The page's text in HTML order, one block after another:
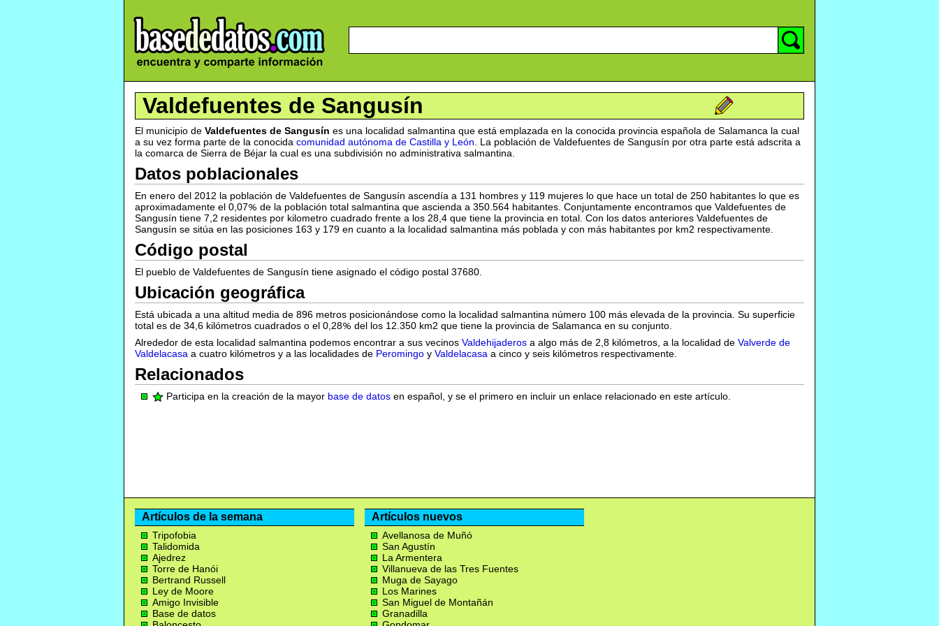
Valdefuentes de Sangusín
El municipio de Valdefuentes de Sangusín es una localidad salmantina que está emplazada en la conocida provincia española de Salamanca la cual
a su vez forma parte de la conocida comunidad autónoma de Castilla y León . La población de Valdefuentes de Sangusín por otra parte está adscrita a
la comarca de Sierra de Béjar la cual es una subdivisión no administrativa salmantina.
Datos poblacionales
En enero del 2012 la población de Valdefuentes de Sangusín ascendía a 131 hombres y 119 mujeres lo que hace un total de 250 habitantes lo que es
aproximadamente el 0,07
de la población total salmantina que ascienda a 350.564 habitantes. Conjuntamente encontramos que Valdefuentes de
Sangusín tiene 7,2 residentes por kilometro cuadrado frente a los 28,4 que tiene la provincia en total. Con los datos anteriores Valdefuentes de
Sangusín se sitúa en las posiciones 163 y 179 en cuanto a la localidad salmantina más poblada y con más habitantes por km2 respectivamente.
Código postal
El pueblo de Valdefuentes de Sangusín tiene asignado el código postal 37680.
Ubicación geográfica
Está ubicada a una altitud media de 896 metros posicionándose como la localidad salmantina número 100 más elevada de la provincia. Su superficie
total es de 34,6 kilómetros cuadrados o el 0,28
del los 12.350 km2 que tiene la provincia de Salamanca en su conjunto.
Alrededor de esta localidad salmantina podemos encontrar a sus vecinos Valdehijaderos a algo más de 2,8 kilómetros, a la localidad de Valverde de
Valdelacasa a cuatro kilómetros y a las localidades de Peromingo y Valdelacasa a cinco y seis kilómetros respectivamente.
Relacionados
Participa en la creación de la mayor base de datos en español, y se el primero en incluir un enlace relacionado en este artículo.
Artículos de la semana
Tripofobia
Talidomida
Ajedrez
Torre de Hanói
Bertrand Russell
Ley de Moore
Amigo Invisible
Base de datos
Artículos nuevos
Avellanosa de Muñó
San Agustín
La Armentera
Villanueva de las Tres Fuentes
Muga de Sayago
Los Marines
San Miguel de Montañán
Granadilla